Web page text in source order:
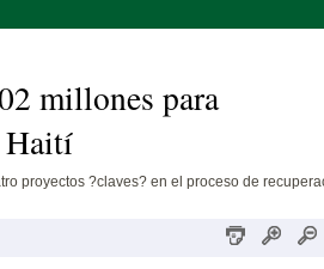
millones para
Haití
proyectos ?claves? en el proceso de